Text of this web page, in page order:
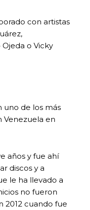
con artistas
o Vicky
uno de los más
Venezuela en
años y fue ahí
discos y a
le ha llevado a
no fueron
2012 cuando fue